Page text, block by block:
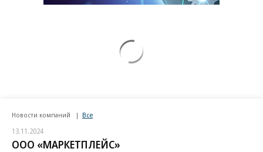
Новости компаний Все
13.11.2024
ООО «МАРКЕТПЛЕЙС»